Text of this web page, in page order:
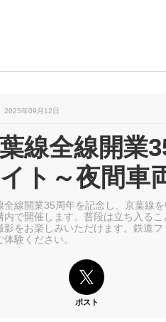
2025年09月12日
線全線開業
ト～夜間車
全線開業35周年を記念し、京葉線
内で開催します。普段は立ち入る
影をお楽しみいただけます。鉄道
体験ください。
ポスト